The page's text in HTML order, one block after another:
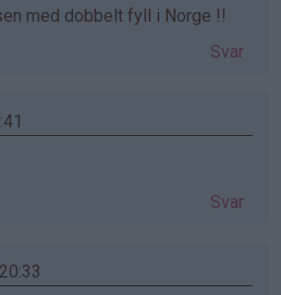
med dobbelt fyll i Norge !!
Svar
Svar